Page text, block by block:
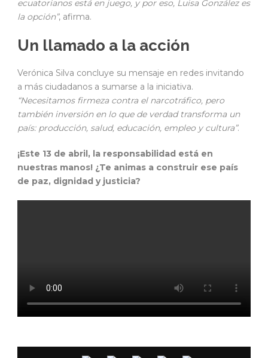
ecuatorianos está en juego, y por eso, Luisa González es
la opción”, afirma.
Un llamado a la acción
Verónica Silva concluye su mensaje en redes invitando
a más ciudadanos a sumarse a la iniciativa.
“Necesitamos firmeza contra el narcotráfico, pero
también inversión en lo que de verdad transforma un
país: producción, salud, educación, empleo y cultura”.
¡Este 13 de abril, la responsabilidad está en
nuestras manos! ¿Te animas a construir ese país
de paz, dignidad y justicia?